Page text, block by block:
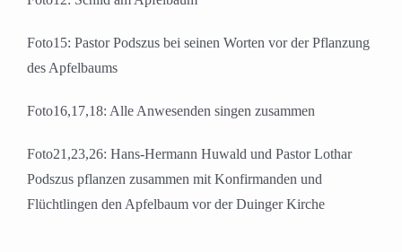
Foto15: Pastor Podszus bei seinen Worten vor der Pflanzung
des Apfelbaums
Foto16,17,18: Alle Anwesenden singen zusammen
Foto21,23,26: Hans-Hermann Huwald und Pastor Lothar
Podszus pflanzen zusammen mit Konfirmanden und
Flüchtlingen den Apfelbaum vor der Duinger Kirche